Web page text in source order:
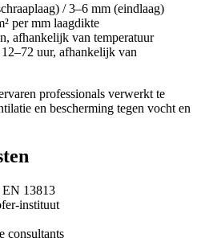
/ 3–6 mm (eindlaag)
per mm laagdikte
afhankelijk van temperatuur
12–72 uur, afhankelijk van
professionals verwerkt te
en bescherming tegen vocht en
EN 13813
instituut
consultants